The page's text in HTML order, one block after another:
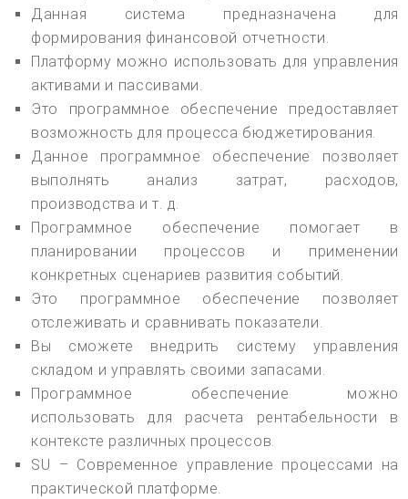
Данная система предназначена для
формирования финансовой отчетности.
Платформу можно использовать для управления
активами и пассивами.
Это программное обеспечение предоставляет
возможность для процесса бюджетирования.
Данное программное обеспечение позволяет
выполнять анализ затрат, расходов,
производства и т. д.
Программное обеспечение помогает в
планировании процессов и применении
конкретных сценариев развития событий.
Это программное обеспечение позволяет
отслеживать и сравнивать показатели.
Вы сможете внедрить систему управления
складом и управлять своими запасами.
Программное обеспечение можно
использовать для расчета рентабельности в
контексте различных процессов.
SU – Современное управление процессами на
практической платформе.